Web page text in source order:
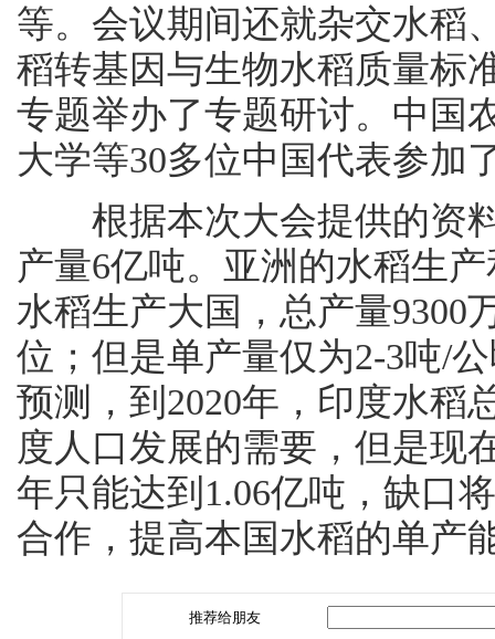
等。会议期间还就杂交水稻
稻转基因与生物水稻质量标
专题举办了专题研讨。中国
大学等30多位中国代表参加
根据本次大会提供的资料
产量6亿吨。亚洲的水稻生
水稻生产大国，总产量9300
位；但是单产量仅为2-3吨/
预测，到2020年，印度水稻
度人口发展的需要，但是现
年只能达到1.06亿吨，缺口
合作，提高本国水稻的单产
推荐给朋友